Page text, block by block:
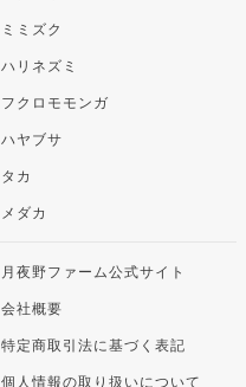
ミミズク
ハリネズミ
フクロモモンガ
ハヤブサ
タカ
メダカ
月夜野ファーム公式サイト
会社概要
特定商取引法に基づく表記
個人情報の取り扱いについて